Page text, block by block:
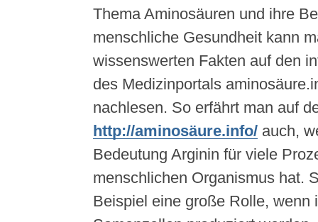
Thema Aminosäuren und ihre
menschliche Gesundheit kann
wissenswerten Fakten auf den
des Medizinportals
nachlesen. So erfährt man auf
http://aminosäure.info/ auch,
Bedeutung Arginin für viele
menschlichen Organismus hat.
Beispiel eine große Rolle, wenn